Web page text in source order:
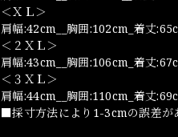
＜ＸＬ＞
肩幅:42cm__胸囲:102cm_着丈
＜２ＸＬ＞
肩幅:43cm__胸囲:106cm_着丈
＜３ＸＬ＞
肩幅:44cm__胸囲:110cm_着丈
■採寸方法により1-3cmの誤差が